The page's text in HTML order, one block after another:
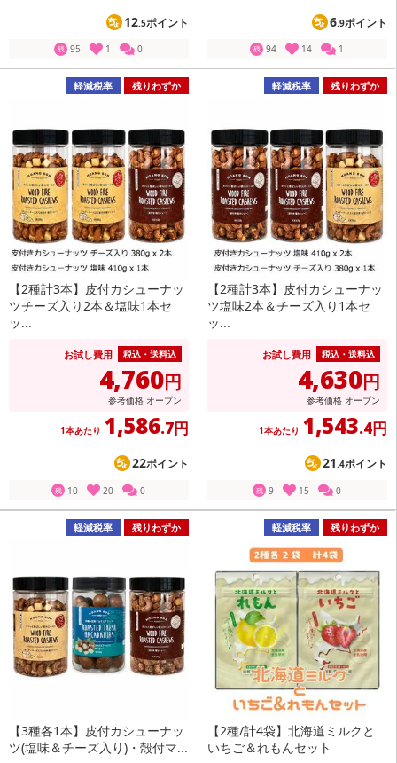
12.5ポイント
残 95 1 0
6.9ポイント
残 94 14 1
軽減税率 残りわずか
【2種計3本】皮付カシューナッ
ツチーズ入り2本＆塩味1本セ
ッ...
お試し費用 税込・送料込
4,760円
参考価格 オープン
1本あたり 1,586.7円
22ポイント
残 10 20 0
軽減税率 残りわずか
【2種計3本】皮付カシューナッ
ツ塩味2本＆チーズ入り1本セ
ッ...
お試し費用 税込・送料込
4,630円
参考価格 オープン
1本あたり 1,543.4円
21.4ポイント
残 9 15 0
軽減税率 残りわずか
【3種各1本】皮付カシューナッ
ツ(塩味＆チーズ入り)・殻付マ...
軽減税率 残りわずか
【2種/計4袋】北海道ミルクと
いちご＆れもんセット